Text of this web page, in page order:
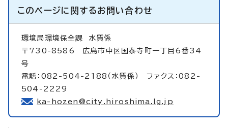
このページに関するお問い合わせ
環境局環境保全課 水質係
〒730-8586 広島市中区国泰寺町一丁目6番34
号
電話：082-504-2188（水質係） ファクス：082-
504-2229
ka-hozen@city.hiroshima.lg.jp